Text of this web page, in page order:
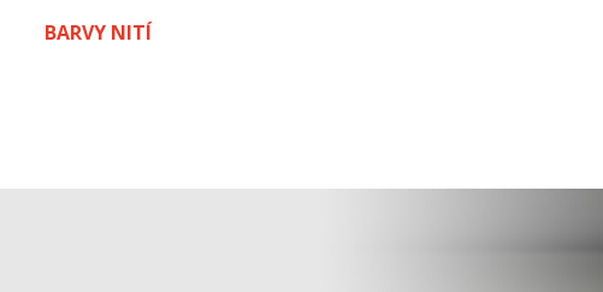
BARVY NITÍ